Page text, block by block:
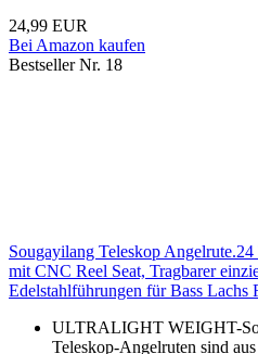
24,99 EUR
Bei Amazon kaufen
Bestseller Nr. 18
Sougayilang Teleskop
mit CNC Reel Seat, Tragbarer
Edelstahlführungen für Bass Lachs
ULTRALIGHT WEIGHT-
Teleskop-Angelruten sind